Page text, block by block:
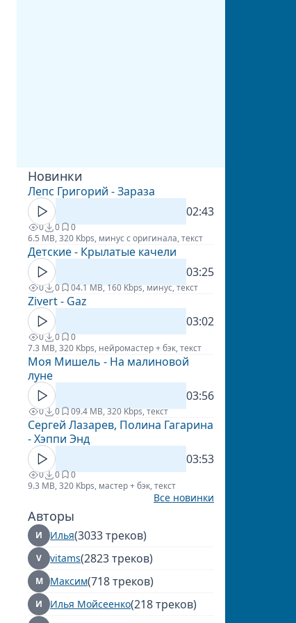
Новинки
Лепс Григорий - Зараза
02:43
0 0
0
6.5 MB, 320 Kbps, минус с оригинала, текст
Детские - Крылатые качели
03:25
0 0 04.1 MB, 160 Kbps, минус, текст
Zivert - Gaz
03:02
0 0
0
7.3 MB, 320 Kbps, нейромастер + бэк, текст
Моя Мишель - На малиновой
луне
03:56
0 0 09.4 MB, 320 Kbps, текст
Сергей Лазарев, Полина Гагарина
- Хэппи Энд
03:53
0 0
0
9.3 MB, 320 Kbps, мастер + бэк, текст
Все новинки
Авторы
И Илья(3033 треков)
V vitams(2823 треков)
М Максим(718 треков)
И Илья Мойсеенко(218 треков)